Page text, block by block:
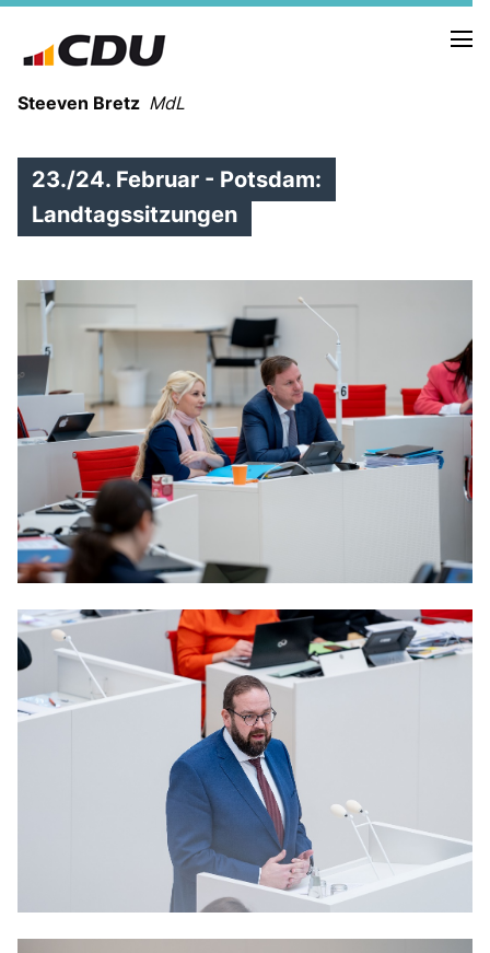
Steeven Bretz MdL
WAHLKREISBESUCHE
PRESSEFOTOS
MEIN BÜRGERBÜRO
MEIN WAHLKREIS
ZIELE
Redebeiträge
CDU Deutschland
CDU Fraktion im Brandenburger Landtag
CDU Brandenburg
CDU Potsdam
23./24. Februar - Potsdam:
Landtagssitzungen